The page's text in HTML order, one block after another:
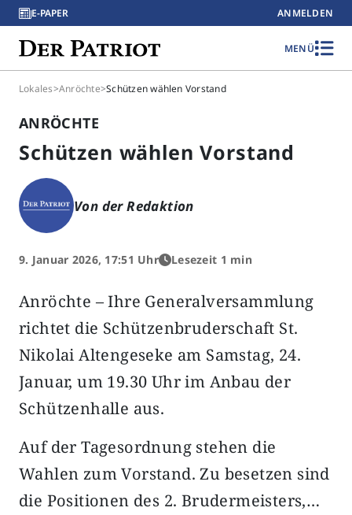
E-PAPER ANMELDEN
MENÜ
Lokales>Anröchte>Schützen wählen Vorstand
ANRÖCHTE
Schützen wählen Vorstand
Von der Redaktion
9. Januar 2026, 17:51 Uhr Lesezeit 1 min
Anröchte – Ihre Generalversammlung
richtet die Schützenbruderschaft St.
Nikolai Altengeseke am Samstag, 24.
Januar, um 19.30 Uhr im Anbau der
Schützenhalle aus.
Auf der Tagesordnung stehen die
Wahlen zum Vorstand. Zu besetzen sind
die Positionen des 2. Brudermeisters,…